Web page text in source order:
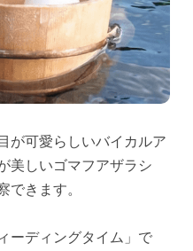
が可愛らしいバイカルア
美しいゴマフアザラシ
できます。
ーディングタイム」で